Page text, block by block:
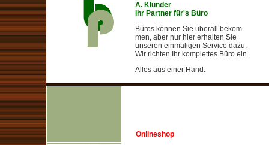
A. Klünder
Ihr Partner für's Büro
Büros können Sie überall bekom-
men, aber nur hier erhalten Sie
unseren einmaligen Service dazu.
Wir richten Ihr komplettes Büro ein.
Alles aus einer Hand.
Onlineshop